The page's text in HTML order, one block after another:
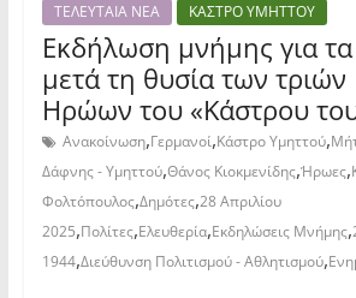
ΤΕΛΕΥΤΑΙΑ ΝΕΑ ΚΑΣΤΡΟ ΥΜΗΤΤΟΥ
Εκδήλωση μνήμης για
μετά τη θυσία των
Ηρώων του «Κάστρου
Ανακοίνωση,Γερμανοί,Κάστρο Υμηττού,
Δάφνης - Υμηττού,Θάνος Κιοκμενίδης,Ήρωες,
Φολτόπουλος,Δημότες,28 Απριλίου
2025,Πολίτες,Ελευθερία,Εκδηλώσεις Μνήμης,
1944,Διεύθυνση Πολιτισμού - Αθλητισμού,